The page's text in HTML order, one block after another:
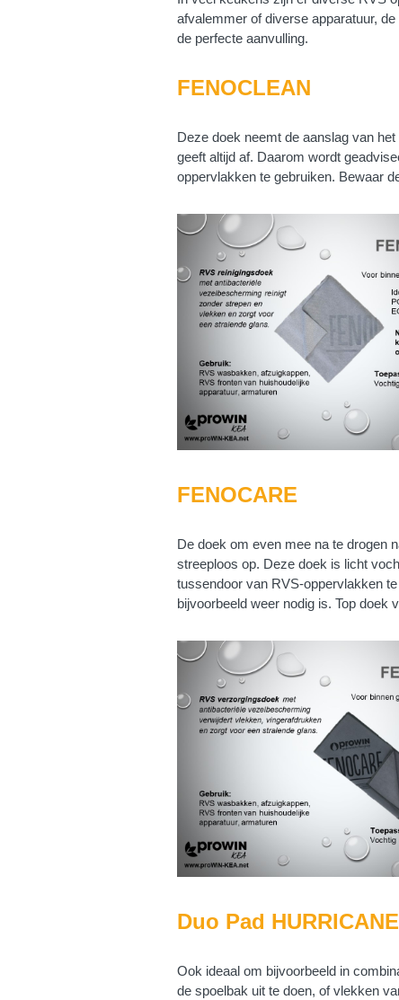
afvalemmer of diverse apparatuur, de
de perfecte aanvulling.
FENOCLEAN
Deze doek neemt de aanslag van
geeft altijd af. Daarom wordt
oppervlakken te gebruiken. Bewaar
FENOCARE
De doek om even mee na te drogen
streeploos op. Deze doek is licht
tussendoor van RVS-oppervlakken
bijvoorbeeld weer nodig is. Top doek
Duo Pad HURRICANE
Ook ideaal om bijvoorbeeld in
de spoelbak uit te doen, of vlekken